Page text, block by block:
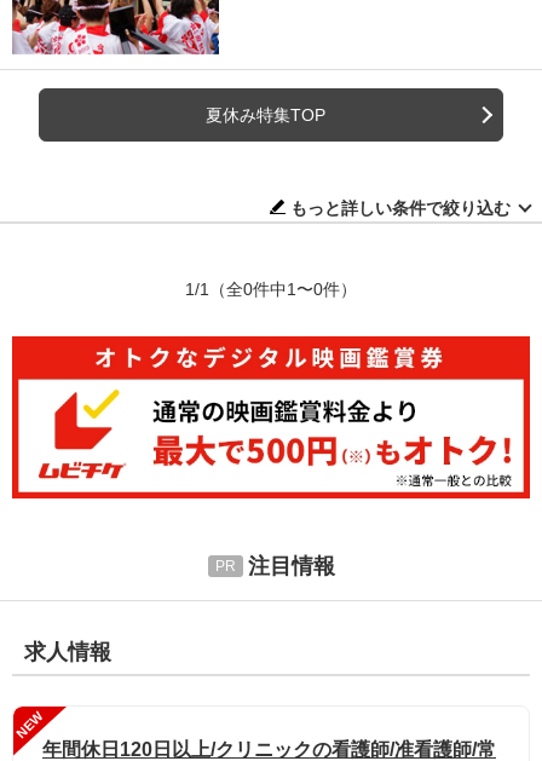
夏休み特集TOP
もっと詳しい条件で絞り込む
1/1 （全0件中1〜0件）
注目情報
求人情報
NEW
年間休日120日以上/クリニックの看護師/准看護師/常